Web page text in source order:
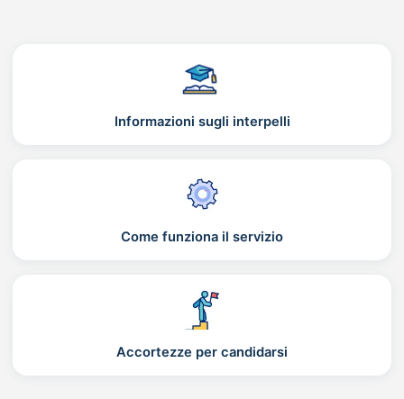
Informazioni sugli interpelli
Come funziona il servizio
Accortezze per candidarsi